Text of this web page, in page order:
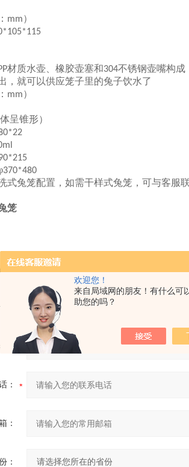
欢迎您！
来自局域网的朋友！有什么可
助您的吗？
mm）
材质水壶、橡胶壶塞和304不锈钢壶嘴构成
，就可以供应笼子里的兔子饮水了
mm）
体呈锥形）
370*480
式兔笼配置，如需干样式兔笼，可与客服
笼
：
：
：
：
：
：